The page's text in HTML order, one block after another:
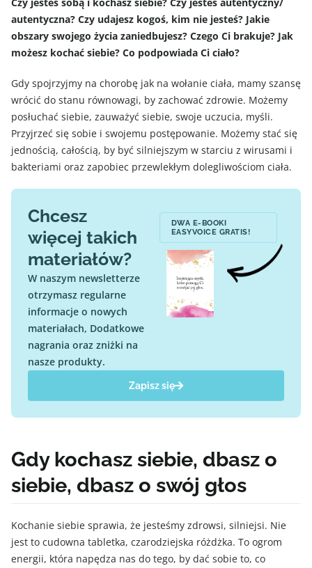
autentyczna? Czy udajesz kogoś, kim nie jesteś? Jakie
obszary swojego życia zaniedbujesz? Czego Ci brakuje? Jak
możesz kochać siebie? Co podpowiada Ci ciało?
Gdy spojrzyjmy na chorobę jak na wołanie ciała, mamy szansę
wrócić do stanu równowagi, by zachować zdrowie. Możemy
posłuchać siebie, zauważyć siebie, swoje uczucia, myśli.
Przyjrzeć się sobie i swojemu postępowanie. Możemy stać się
jednością, całością, by być silniejszym w starciu z wirusami i
bakteriami oraz zapobiec przewlekłym dolegliwościom ciała.
Chcesz
więcej takich
materiałów?
W naszym newsletterze
otrzymasz regularne
informacje o nowych
materiałach, Dodatkowe
nagrania oraz zniżki na
nasze produkty.
DWA E-BOOKI
EASYVOICE GRATIS!
Zapisz się
Gdy kochasz siebie, dbasz o
siebie, dbasz o swój głos
Kochanie siebie sprawia, że jesteśmy zdrowsi, silniejsi. Nie
jest to cudowna tabletka, czarodziejska różdżka. To ogrom
energii, która napędza nas do tego, by dać sobie to, co